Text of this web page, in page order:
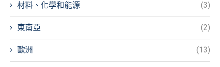
材料、化學和能源 (3)
東南亞 (2)
歐洲 (13)